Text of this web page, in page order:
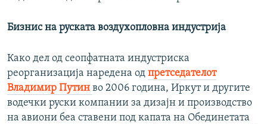
Бизнис на руската воздухопловна индустрија
Како дел од сеопфатната индустриска
реорганизација наредена од претседателот
Владимир Путин во 2006 година, Иркут и другите
водечки руски компании за дизајн и производство
на авиони беа ставени под капата на Обединетата